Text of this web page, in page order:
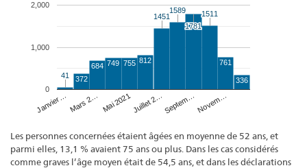
Janvier…Mars 2… Mai 2021Juillet 2…Septem…Novem…
0
1,000
2,000
41
41 372
684 749 755 812
1451
1451
1589
1589
1781
1781
1511
1511
761
336
Les personnes concernées étaient âgées en moyenne de 52 ans, et
parmi elles, 13,1 % avaient 75 ans ou plus. Dans les cas considérés
comme graves l’âge moyen était de 54,5 ans, et dans les déclarations